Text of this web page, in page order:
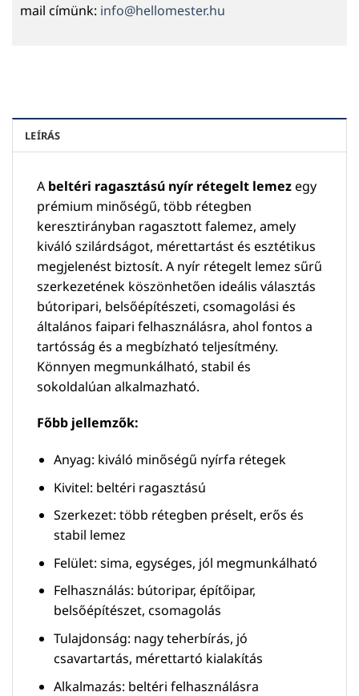
mail címünk: info@hellomester.hu
LEÍRÁS
A beltéri ragasztású nyír rétegelt lemezegy
prémium minőségű, több rétegben
keresztirányban ragasztott falemez, amely
kiváló szilárdságot, mérettartást és esztétikus
megjelenést biztosít. A nyír rétegelt lemez sűrű
szerkezetének köszönhetően ideális választás
bútoripari, belsőépítészeti, csomagolási és
általános faipari felhasználásra, ahol fontos a
tartósság és a megbízható teljesítmény.
Könnyen megmunkálható, stabil és
sokoldalúan alkalmazható.
Főbb jellemzők:
Anyag: kiváló minőségű nyírfa rétegek
Kivitel: beltéri ragasztású
Szerkezet: több rétegben préselt, erős és
stabil lemez
Felület: sima, egységes, jól megmunkálható
Felhasználás: bútoripar, építőipar,
belsőépítészet, csomagolás
Tulajdonság: nagy teherbírás, jó
csavartartás, mérettartó kialakítás
Alkalmazás: beltéri felhasználásra